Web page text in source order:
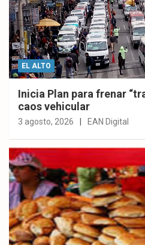
EL ALTO
Inicia Plan para frenar
caos vehicular
3 agosto, 2026 EAN Digital